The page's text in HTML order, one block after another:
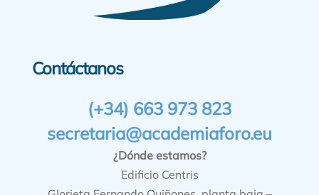
Contáctanos
(+34) 663 973 823
secretaria@academiaforo.eu
¿Dónde estamos?
Edificio Centris